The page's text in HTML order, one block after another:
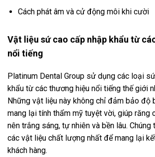
Cách phát âm và cử động môi khi cười
Vật liệu sứ cao cấp nhập khẩu từ
nổi tiếng
Platinum Dental Group sử dụng các loại
khẩu từ các thương hiệu nổi tiếng thế giới
Những vật liệu này không chỉ đảm bảo độ
mang lại tính thẩm mỹ tuyệt vời, giúp răng
nên trắng sáng, tự nhiên và bền lâu.
các vật liệu chất lượng nhất để mang lại
khách hàng.